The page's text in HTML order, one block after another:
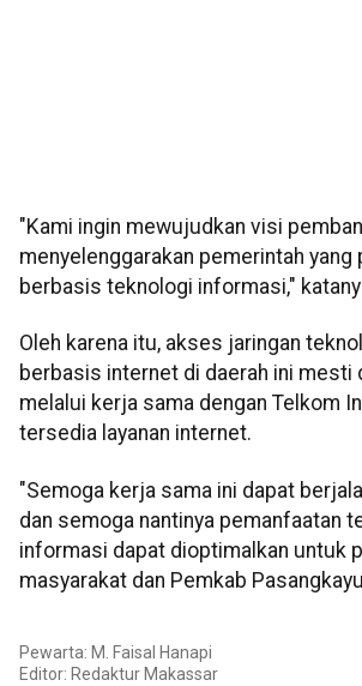
"Kami ingin mewujudkan visi
menyelenggarakan pemerintah yang
berbasis teknologi informasi,"
Oleh karena itu, akses jaringan
berbasis internet di daerah ini mesti
melalui kerja sama dengan Telkom
tersedia layanan internet.
"Semoga kerja sama ini dapat
dan semoga nantinya pemanfaatan
informasi dapat dioptimalkan untuk
masyarakat dan Pemkab
Pewarta: M. Faisal Hanapi
Editor: Redaktur Makassar